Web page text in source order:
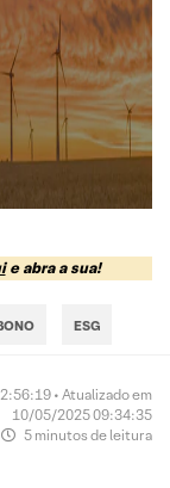
e abra a sua!
ESG
• Atualizado em
10/05/2025 09:34:35
5 minutos de leitura